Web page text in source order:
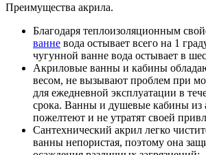
Преимущества акрила.
Благодаря теплоизоляционным
ванне вода остывает всего на 1
чугунной ванне вода остывает в
Акриловые ванны и кабины
весом, не вызывают проблем при
для ежедневной эксплуатации в
срока. Ванны и душевые кабины из
пожелтеют и не утратят своей
Сантехнический акрил легко
ванны непористая, поэтому она